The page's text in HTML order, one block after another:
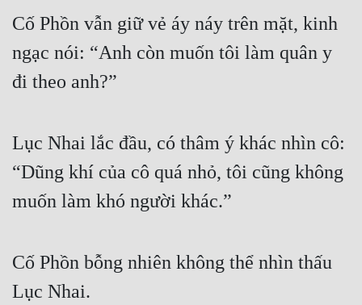
Cố Phồn vẫn giữ vẻ áy náy trên mặt, kinh
ngạc nói: “Anh còn muốn tôi làm quân y
đi theo anh?”
Lục Nhai lắc đầu, có thâm ý khác nhìn cô:
“Dũng khí của cô quá nhỏ, tôi cũng không
muốn làm khó người khác.”
Cố Phồn bỗng nhiên không thể nhìn thấu
Lục Nhai.